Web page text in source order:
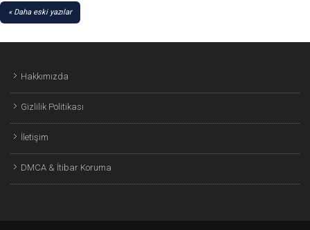
YAZI
Daha eski yazılar
Hakkımızda
Gizlilik Politikası
İletişim
DMCA & İtibar Koruma